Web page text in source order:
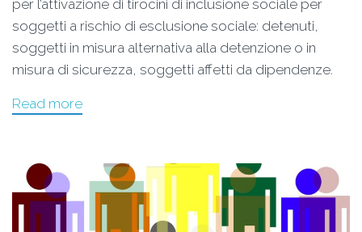
per l’attivazione di tirocini di inclusione sociale per
soggetti a rischio di esclusione sociale: detenuti,
soggetti in misura alternativa alla detenzione o in
misura di sicurezza, soggetti affetti da dipendenze.
Read more